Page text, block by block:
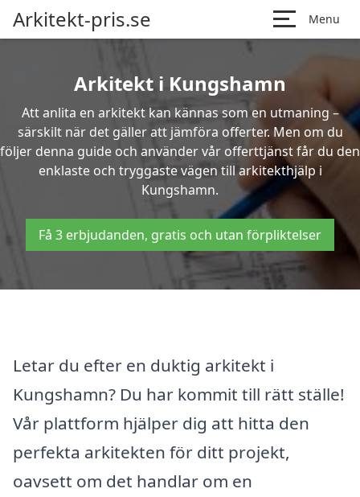
Arkitekt-pris.se Menu
Arkitekt i Kungshamn
Att anlita en arkitekt kan kännas som en utmaning –
särskilt när det gäller att jämföra offerter. Men om du
följer denna guide och använder vår offerttjänst får du den
enklaste och tryggaste vägen till arkitekthjälp i
Kungshamn.
Få 3 erbjudanden, gratis och utan förpliktelser
Letar du efter en duktig arkitekt i
Kungshamn? Du har kommit till rätt ställe!
Vår plattform hjälper dig att hitta den
perfekta arkitekten för ditt projekt,
oavsett om det handlar om en